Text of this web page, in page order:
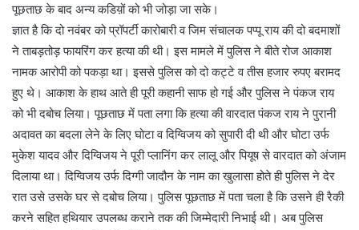
पूछताछ के बाद अन्य कडिय़ों को भी जोड़ा जा सके।
ज्ञात है कि दो नवंबर को प्रॉपर्टी कारोबारी व जिम संचालक पप्पू राय की दो बदमाशों
ने ताबड़तोड़ फायरिंग कर हत्या की थी। इस मामले में पुलिस ने बीते रोज आकाश
नामक आरोपी को पकड़ा था। इससे पुलिस को दो कट्टे व तीस हजार रुपए बरामद
हुए थे। आकाश के हाथ आते ही पूरी कहानी साफ हो गई और पुलिस ने पंकज राय
को भी दबोच लिया। पूछताछ में पता लगा कि हत्या की वारदात पंकज राय ने पुरानी
अदावत का बदला लेने के लिए घोटा व दिग्विजय को सुपारी दी थी और घोटा उर्फ
मुकेश यादव और दिग्विजय ने पूरी प्लानिंग कर लालू और पियूष से वारदात को अंजाम
दिलाया था। दिग्विजय उर्फ दिग्गी जादौन के नाम का खुलासा होते ही पुलिस ने देर
रात उसे उसके घर से दबोच लिया। पुलिस पूछताछ में पता चला है कि उसने ही रैकी
करने सहित हथियार उपलब्ध कराने तक की जिम्मेदारी निभाई थी। अब पुलिस